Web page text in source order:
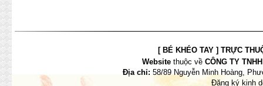
[ BÉ KHÉO TAY ] TRỰC
Website thuộc về CÔNG TY
Địa chỉ:58/89 Nguyễn Minh Hoàng,
Đăng ký kinh